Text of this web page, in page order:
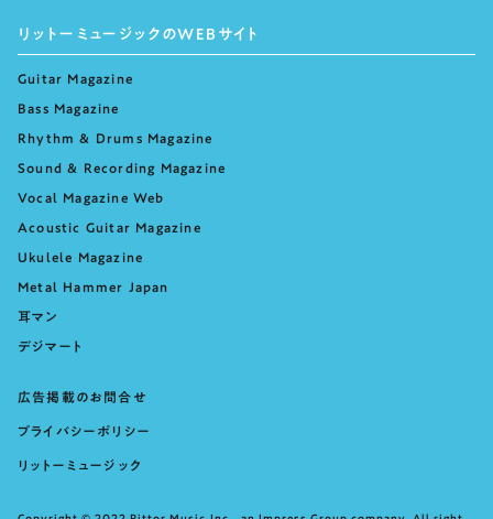
リットーミュージックのWEBサイト
Guitar Magazine
Bass Magazine
Rhythm & Drums Magazine
Sound & Recording Magazine
Vocal Magazine Web
Acoustic Guitar Magazine
Ukulele Magazine
Metal Hammer Japan
耳マン
デジマート
広告掲載のお問合せ
プライバシーポリシー
リットーミュージック